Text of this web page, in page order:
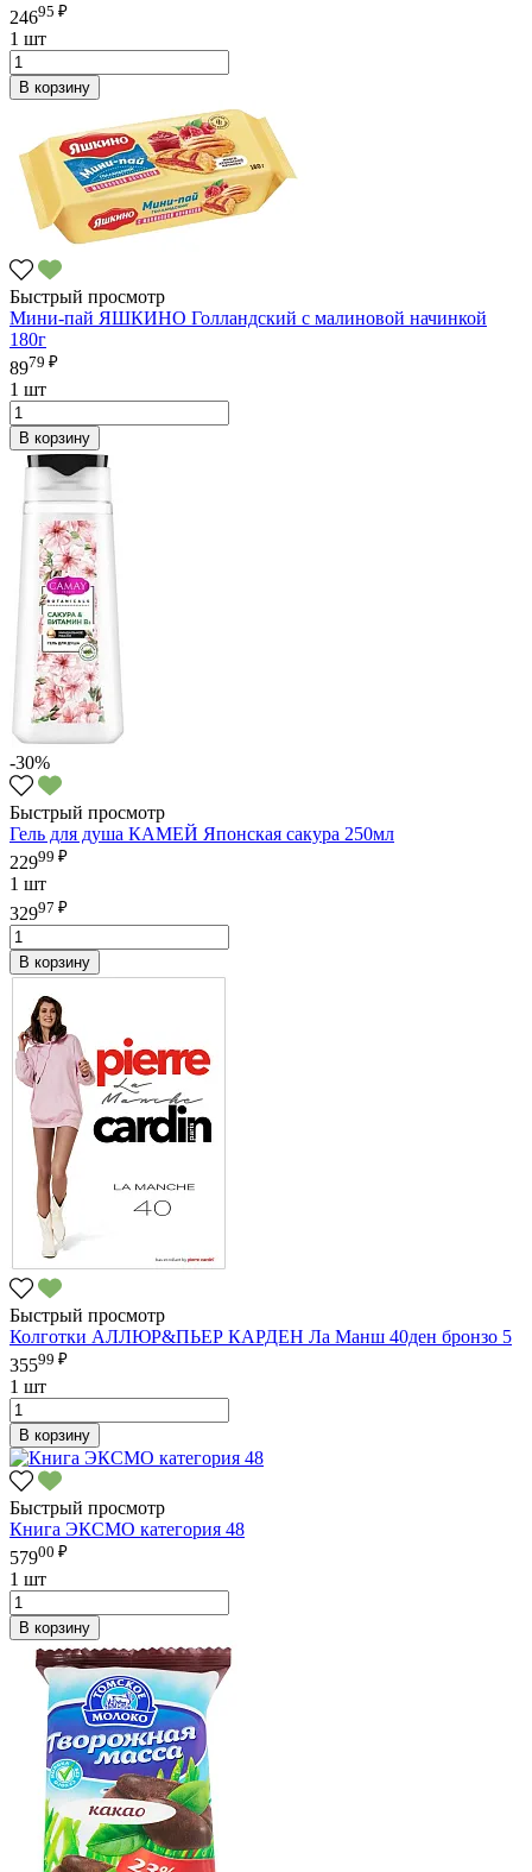
24695 ₽
1 шт
В корзину
Быстрый просмотр
Мини-пай ЯШКИНО Голландский с малиновой начинкой
180г
8979 ₽
1 шт
В корзину
-30%
Быстрый просмотр
Гель для душа КАМЕЙ Японская сакура 250мл
22999 ₽
1 шт
32997 ₽
В корзину
Быстрый просмотр
Колготки АЛЛЮР&ПЬЕР КАРДЕН Ла Манш 40ден бронзо 5
35599 ₽
1 шт
В корзину
Быстрый просмотр
Книга ЭКСМО категория 48
57900 ₽
1 шт
В корзину